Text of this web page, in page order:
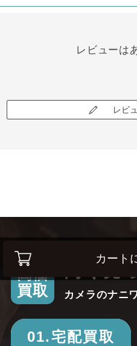
カート
レビューは
レビ
高価
買取
高く売
カメラのナニ
01.宅配買取